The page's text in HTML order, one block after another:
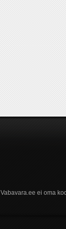
Vabavara.ee ei oma